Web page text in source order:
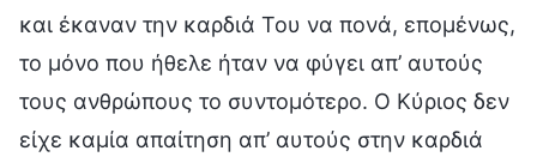
και έκαναν την καρδιά Του να πονά, επομένως,
το μόνο που ήθελε ήταν να φύγει απ’ αυτούς
τους ανθρώπους το συντομότερο. Ο Κύριος δεν
είχε καμία απαίτηση απ’ αυτούς στην καρδιά